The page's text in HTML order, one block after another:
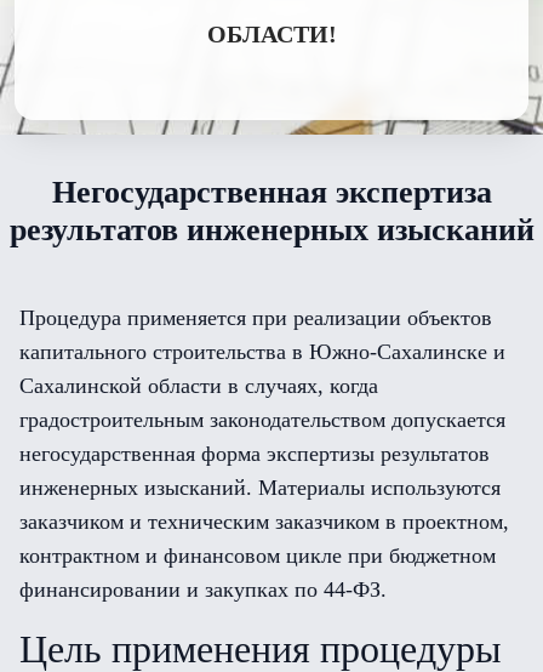
ОБЛАСТИ!
Негосударственная экспертиза
результатов инженерных изысканий
Процедура применяется при реализации объектов
капитального строительства в Южно-Сахалинске и
Сахалинской области в случаях, когда
градостроительным законодательством допускается
негосударственная форма экспертизы результатов
инженерных изысканий. Материалы используются
заказчиком и техническим заказчиком в проектном,
контрактном и финансовом цикле при бюджетном
финансировании и закупках по 44-ФЗ.
Цель применения процедуры